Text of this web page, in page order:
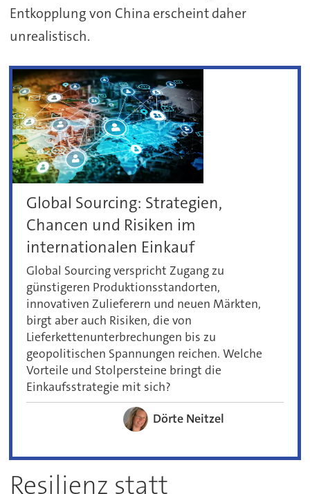
Entkopplung von China erscheint daher
unrealistisch.
Global Sourcing: Strategien,
Chancen und Risiken im
internationalen Einkauf
Global Sourcing verspricht Zugang zu
günstigeren Produktionsstandorten,
innovativen Zulieferern und neuen Märkten,
birgt aber auch Risiken, die von
Lieferkettenunterbrechungen bis zu
geopolitischen Spannungen reichen. Welche
Vorteile und Stolpersteine bringt die
Einkaufsstrategie mit sich?
Dörte Neitzel
Resilienz statt